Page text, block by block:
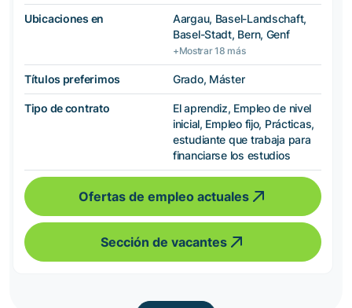
Ubicaciones en
Aargau, Basel-Landschaft,
Basel-Stadt, Bern, Genf
+Mostrar 18 más
Títulos preferimos Grado, Máster
Tipo de contrato
El aprendiz, Empleo de nivel
inicial, Empleo fijo, Prácticas,
estudiante que trabaja para
financiarse los estudios
Ofertas de empleo actuales
Sección de vacantes